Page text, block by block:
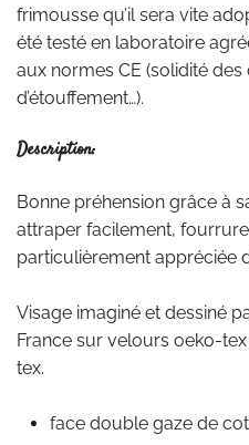
frimousse qu’il sera vite
été testé en laboratoire
aux normes CE (solidité
d’étouffement…).
Description:
Bonne préhension grâce à
attraper facilement,
particulièrement appréciée
Visage imaginé et dessiné
France sur velours oeko-
tex.
face double gaze de